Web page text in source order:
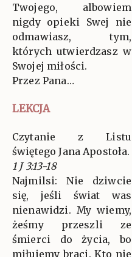
Twojego, albowiem
nigdy opieki Swej nie
odmawiasz, tym,
których utwierdzasz w
Swojej miłości.
Przez Pana…
LEKCJA
Czytanie z Listu
świętego Jana Apostoła.
1 J 3:13-18
Najmilsi: Nie dziwcie
się, jeśli świat was
nienawidzi. My wiemy,
żeśmy przeszli ze
śmierci do życia, bo
miłujemy braci. Kto nie